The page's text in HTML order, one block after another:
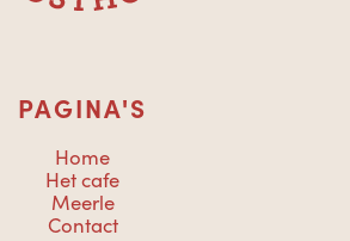
PAGINA'S
Home
Het cafe
Meerle
Contact